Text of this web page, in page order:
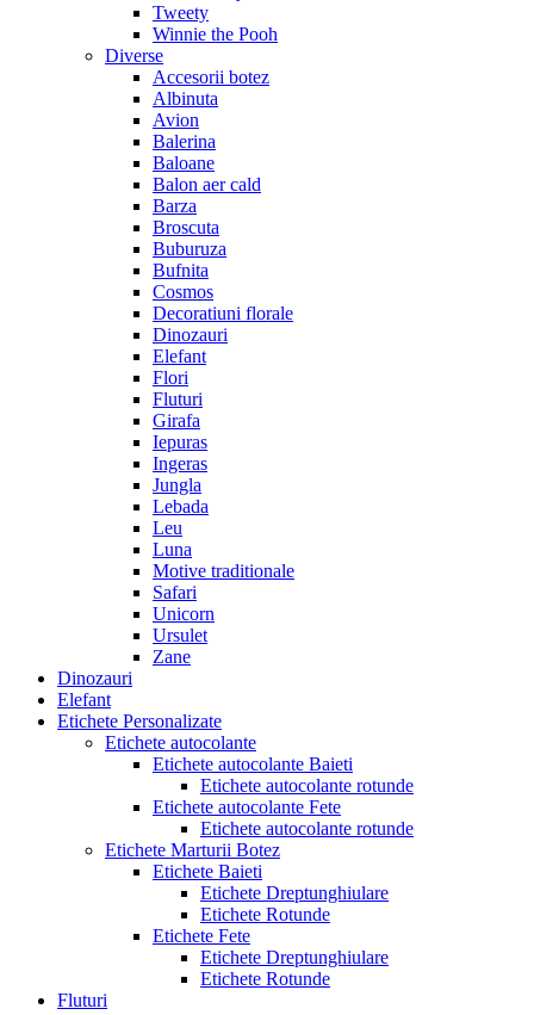
Tweety
Winnie the Pooh
Diverse
Accesorii botez
Albinuta
Avion
Balerina
Baloane
Balon aer cald
Barza
Broscuta
Buburuza
Bufnita
Cosmos
Decoratiuni florale
Dinozauri
Elefant
Flori
Fluturi
Girafa
Iepuras
Ingeras
Jungla
Lebada
Leu
Luna
Motive traditionale
Safari
Unicorn
Ursulet
Zane
Dinozauri
Elefant
Etichete Personalizate
Etichete autocolante
Etichete autocolante Baieti
Etichete autocolante rotunde
Etichete autocolante Fete
Etichete autocolante rotunde
Etichete Marturii Botez
Etichete Baieti
Etichete Dreptunghiulare
Etichete Rotunde
Etichete Fete
Etichete Dreptunghiulare
Etichete Rotunde
Fluturi